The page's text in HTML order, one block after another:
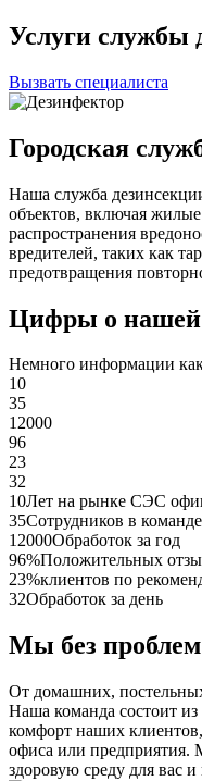
Услуги службы
Вызвать специалиста
Городская
Наша служба
объектов, включая
распространения
вредителей, таких как
предотвращения
Цифры о
Немного информации
10
35
12000
96
23
32
10Лет на рынке СЭС
35Сотрудников в команде
12000Обработок за год
96%Положительных
23%клиентов по
32Обработок за день
Мы без
От домашних,
Наша команда состоит
комфорт наших
офиса или предприятия.
здоровую среду для вас